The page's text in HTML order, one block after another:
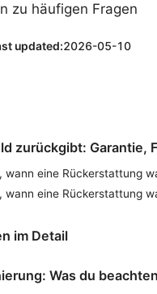
zu häufigen Fragen
updated:2026-05-10
zurückgibt: Garantie,
wann eine Rückerstattung
wann eine Rückerstattung
im Detail
Was du